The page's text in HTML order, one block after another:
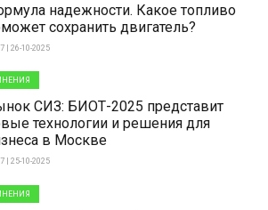
надежности. Какое топливо
сохранить двигатель?
| 26-10-2025
СИЗ: БИОТ-2025 представит
технологии и решения для
в Москве
| 25-10-2025